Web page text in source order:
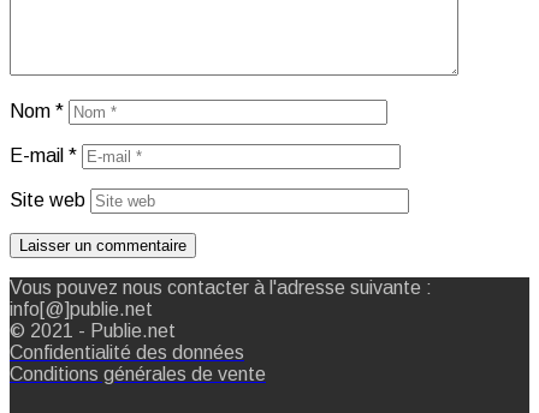
Nom *
E-mail *
Site web
Vous pouvez nous contacter à l'adresse suivante :
info[@]publie.net
© 2021 - Publie.net
Confidentialité des données
Conditions générales de vente